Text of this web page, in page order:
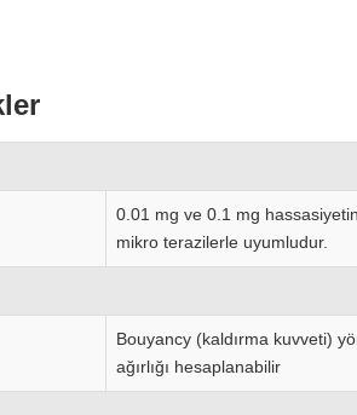
0.01 mg ve 0.1 mg
mikro terazilerle uyumludur.
Bouyancy (kaldırma kuvveti)
ağırlığı hesaplanabilir